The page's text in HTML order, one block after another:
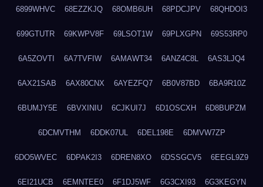
6899WHVC 68EZZKJQ 68OMB6UH 68PDCJPV 68QHDOI3
699GTUTR 69KWPV8F 69LSOT1W 69PLXGPN 69S53RP0
6A5ZOVTI 6A7TVFIW 6AMAWT34 6ANZ4C8L 6AS3LJQ4
6AX21SAB 6AX80CNX 6AYEZFQ7 6B0V87BD 6BA9R10Z
6BUMJY5E 6BVXINIU 6CJKUI7J 6D1OSCXH 6D8BUPZM
6DCMVTHM 6DDK07UL 6DEL198E 6DMVW7ZP
6DO5WVEC 6DPAK2I3 6DREN8XO 6DSSGCV5 6EEGL9Z9
6EI21UCB 6EMNTEE0 6F1DJ5WF 6G3CXI93 6G3KEGYN